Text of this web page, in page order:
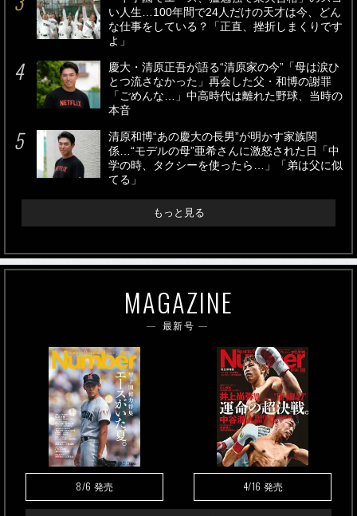
い人生…100年間で24人だけの天才は今、どん
な仕事をしている？「正直、挫折しまくりです
よ」
慶大・清原正吾が語る“清原家の今”「母は涙ひ
とつ流さなかった」再会した父・和博の謝罪
「ごめんな…」中高時代は離れた野球、当時の
本音
清原和博“あの慶大の長男”が明かす家族関
係…“モデルの母”亜希さんに激怒された日「中
学の時、タクシーを使ったら…」「弟は父に似
てる」
もっと見る
MAGAZINE
最新号
8/6 発売 4/16 発売